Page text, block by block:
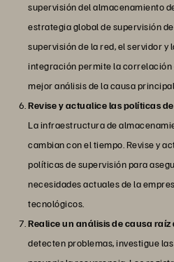
supervisión del almacenamiento
estrategia global de supervisión
supervisión de la red, el servidor y
integración permite la correlación
mejor análisis de la causa
Revise y actualice las políticas
La infraestructura de
cambian con el tiempo. Revise y
políticas de supervisión para
necesidades actuales de la
tecnológicos.
Realice un análisis de causa raíz
detecten problemas, investigue